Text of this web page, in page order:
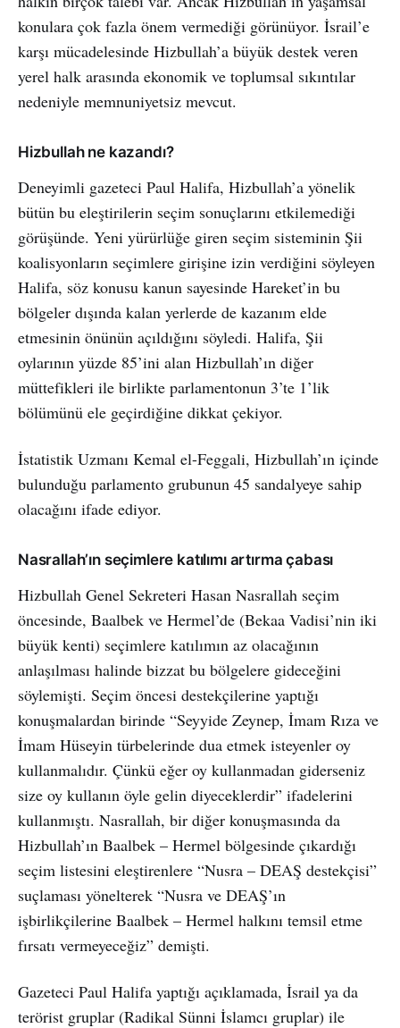
konulara çok fazla önem vermediği görünüyor. İsrail’e
karşı mücadelesinde Hizbullah’a büyük destek veren
yerel halk arasında ekonomik ve toplumsal sıkıntılar
nedeniyle memnuniyetsiz mevcut.
Hizbullah ne kazandı?
Deneyimli gazeteci Paul Halifa, Hizbullah’a yönelik
bütün bu eleştirilerin seçim sonuçlarını etkilemediği
görüşünde. Yeni yürürlüğe giren seçim sisteminin Şii
koalisyonların seçimlere girişine izin verdiğini söyleyen
Halifa, söz konusu kanun sayesinde Hareket’in bu
bölgeler dışında kalan yerlerde de kazanım elde
etmesinin önünün açıldığını söyledi. Halifa, Şii
oylarının yüzde 85’ini alan Hizbullah’ın diğer
müttefikleri ile birlikte parlamentonun 3’te 1’lik
bölümünü ele geçirdiğine dikkat çekiyor.
İstatistik Uzmanı Kemal el-Feggali, Hizbullah’ın içinde
bulunduğu parlamento grubunun 45 sandalyeye sahip
olacağını ifade ediyor.
Nasrallah’ın seçimlere katılımı artırma çabası
Hizbullah Genel Sekreteri Hasan Nasrallah seçim
öncesinde, Baalbek ve Hermel’de (Bekaa Vadisi’nin iki
büyük kenti) seçimlere katılımın az olacağının
anlaşılması halinde bizzat bu bölgelere gideceğini
söylemişti. Seçim öncesi destekçilerine yaptığı
konuşmalardan birinde “Seyyide Zeynep, İmam Rıza ve
İmam Hüseyin türbelerinde dua etmek isteyenler oy
kullanmalıdır. Çünkü eğer oy kullanmadan giderseniz
size oy kullanın öyle gelin diyeceklerdir” ifadelerini
kullanmıştı. Nasrallah, bir diğer konuşmasında da
Hizbullah’ın Baalbek – Hermel bölgesinde çıkardığı
seçim listesini eleştirenlere “Nusra – DEAŞ destekçisi”
suçlaması yönelterek “Nusra ve DEAŞ’ın
işbirlikçilerine Baalbek – Hermel halkını temsil etme
fırsatı vermeyeceğiz” demişti.
Gazeteci Paul Halifa yaptığı açıklamada, İsrail ya da
terörist gruplar (Radikal Sünni İslamcı gruplar) ile